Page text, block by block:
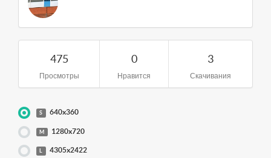
475
Просмотры
0
Нравится
3
Скачивания
S 640x360
M 1280x720
L 4305x2422